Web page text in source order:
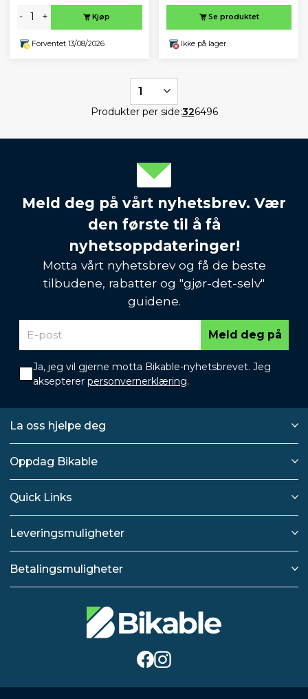
- + Kjøp
Forventet 13/08/2026
Se produktet
Ikke på lager
1
Produkter per side:326496
Meld deg på vårt nyhetsbrev. Vær
den første til å få
nyhetsoppdateringer!
Motta vårt nyhetsbrev og få de beste
tilbudene, rabatter og "gjør-det-selv"
guidene.
Meld deg på
Ja, jeg vil gjerne motta Bikable-nyhetsbrevet. Jeg
aksepterer personvernerklæring.
La oss hjelpe deg
Oppdag Bikable
Quick Links
Leveringsmuligheter
Betalingsmuligheter